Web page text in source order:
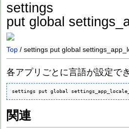
settings
put global
Top / settings put global
各アプリごとに言語が設定で
settings put global
関連